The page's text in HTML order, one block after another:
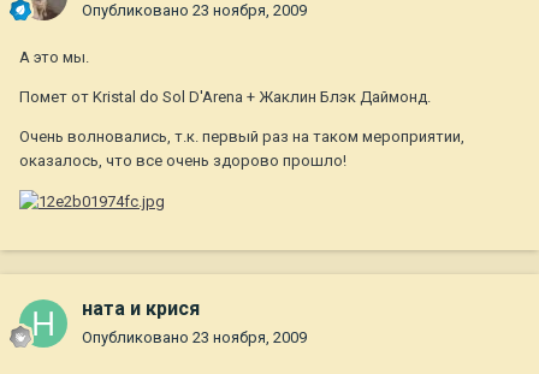
Опубликовано 23 ноября, 2009
А это мы.
Помет от Kristal do Sol D'Arena + Жаклин Блэк Даймонд.
Очень волновались, т.к. первый раз на таком мероприятии,
оказалось, что все очень здорово прошло!
ната и крися
Опубликовано 23 ноября, 2009